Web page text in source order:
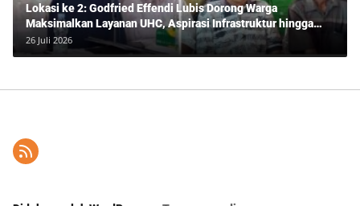
Lokasi ke 2: Godfried Effendi Lubis Dorong Warga
Maksimalkan Layanan UHC, Aspirasi Infrastruktur hingga
Pendidikan Mengemuka dalam Reses Medan Amplas
26 Juli 2026